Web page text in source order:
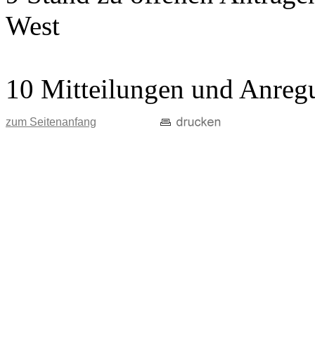
West
10 Mitteilungen und
zum Seitenanfang